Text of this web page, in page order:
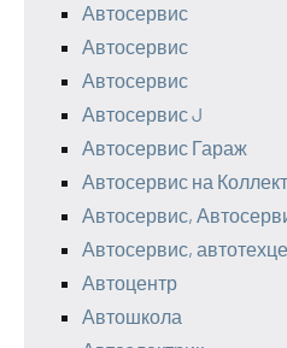
Автосервис
Автосервис
Автосервис
Автосервис J
Автосервис Гараж
Автосервис на
Автосервис,
Автосервис,
Автоцентр
Автошкола